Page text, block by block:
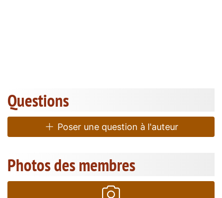
Questions
Poser une question à l'auteur
Photos des membres